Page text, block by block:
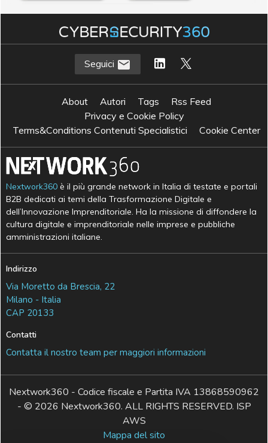
S software defined networking
Seguici
About Autori Tags
Rss Feed
Privacy e Cookie Policy
Terms&Conditions Contenuti Specialistici
Cookie Center
Nextwork360 è il più grande network in Italia di testate e portali
B2B dedicati ai temi della Trasformazione Digitale e
dell’Innovazione Imprenditoriale. Ha la missione di diffondere la
cultura digitale e imprenditoriale nelle imprese e pubbliche
amministrazioni italiane.
Indirizzo
Via Moretto da Brescia, 22
Milano - Italia
CAP 20133
Contatti
Contatta il nostro team per maggiori informazioni
Nextwork360 - Codice fiscale e Partita IVA 13868590962
- © 2026 Nextwork360. ALL RIGHTS RESERVED. ISP
AWS
Mappa del sito